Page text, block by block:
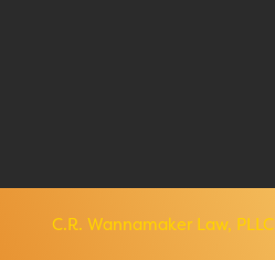
C.R. Wannamaker Law, PLLC